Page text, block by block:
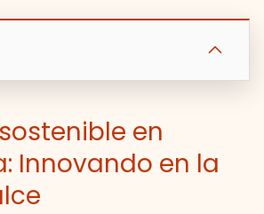
en
Innovando en la